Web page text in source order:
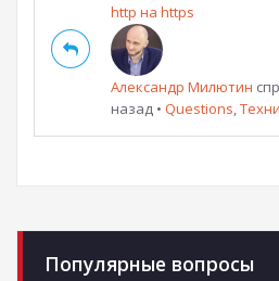
http на https
Александр Милютин
назад • Questions,
Популярные вопросы